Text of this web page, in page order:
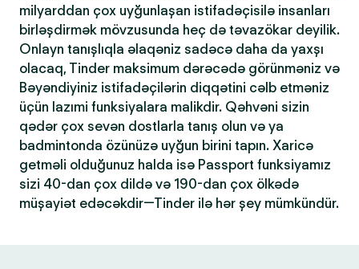
milyarddan çox uyğunlaşan istifadəçisilə insanları
birləşdirmək mövzusunda heç də təvazökar deyilik.
Onlayn tanışlıqla əlaqəniz sadəcə daha da yaxşı
olacaq, Tinder maksimum dərəcədə görünməniz və
Bəyəndiyiniz istifadəçilərin diqqətini cəlb etməniz
üçün lazımi funksiyalara malikdir. Qəhvəni sizin
qədər çox sevən dostlarla tanış olun və ya
badmintonda özünüzə uyğun birini tapın. Xaricə
getməli olduğunuz halda isə Passport funksiyamız
sizi 40-dan çox dildə və 190-dan çox ölkədə
müşayiət edəcəkdir—Tinder ilə hər şey mümkündür.